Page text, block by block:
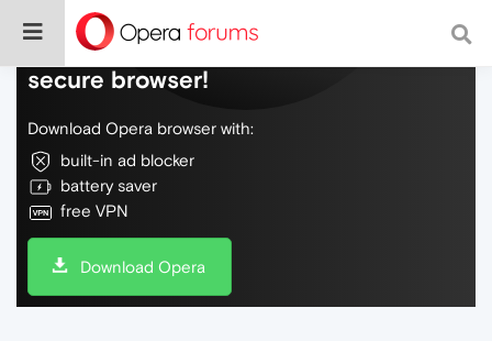
Do more on the web, with a fast and
secure browser!
Download Opera browser with:
built-in ad blocker
battery saver
free VPN
Download Opera